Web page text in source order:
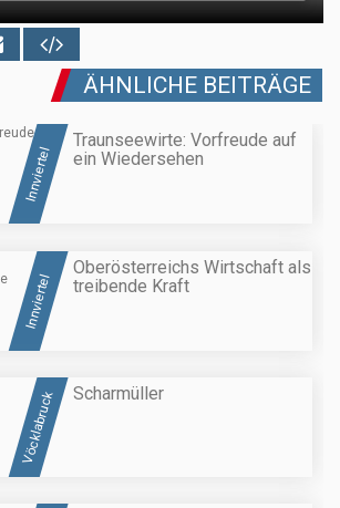
ÄHNLICHE BEITRÄGE
Innviertel
Traunseewirte: Vorfreude auf
ein Wiedersehen
Innviertel
Oberösterreichs Wirtschaft als
treibende Kraft
Vöcklabruck Scharmüller